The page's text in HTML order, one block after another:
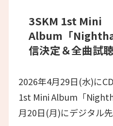
3SKM 1st Mini
Album「
信決定＆全曲試
2026年4月29日(水)に
1st Mini Album「
月20日(月)にデジタル